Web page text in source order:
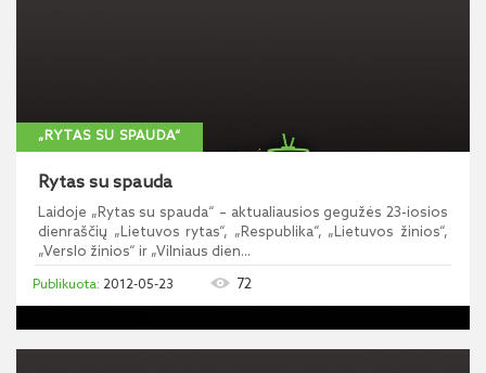
„RYTAS SU SPAUDA“
Rytas su spauda
Laidoje „Rytas su spauda“ – aktualiausios gegužės 23-iosios
dienraščių „Lietuvos rytas“, „Respublika“, „Lietuvos žinios“,
„Verslo žinios“ ir „Vilniaus dien...
2012-05-23 72